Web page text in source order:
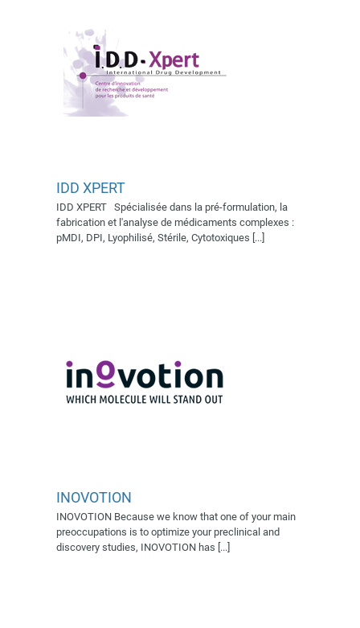
IDD XPERT
IDD XPERT Spécialisée dans la pré-formulation, la
fabrication et l'analyse de médicaments complexes :
pMDI, DPI, Lyophilisé, Stérile, Cytotoxiques [...]
INOVOTION
Village AFSSI 2019
INOVOTION
INOVOTION Because we know that one of your main
preoccupations is to optimize your preclinical and
discovery studies, INOVOTION has [...]
ITEC SERVICES
Village AFSSI 2019